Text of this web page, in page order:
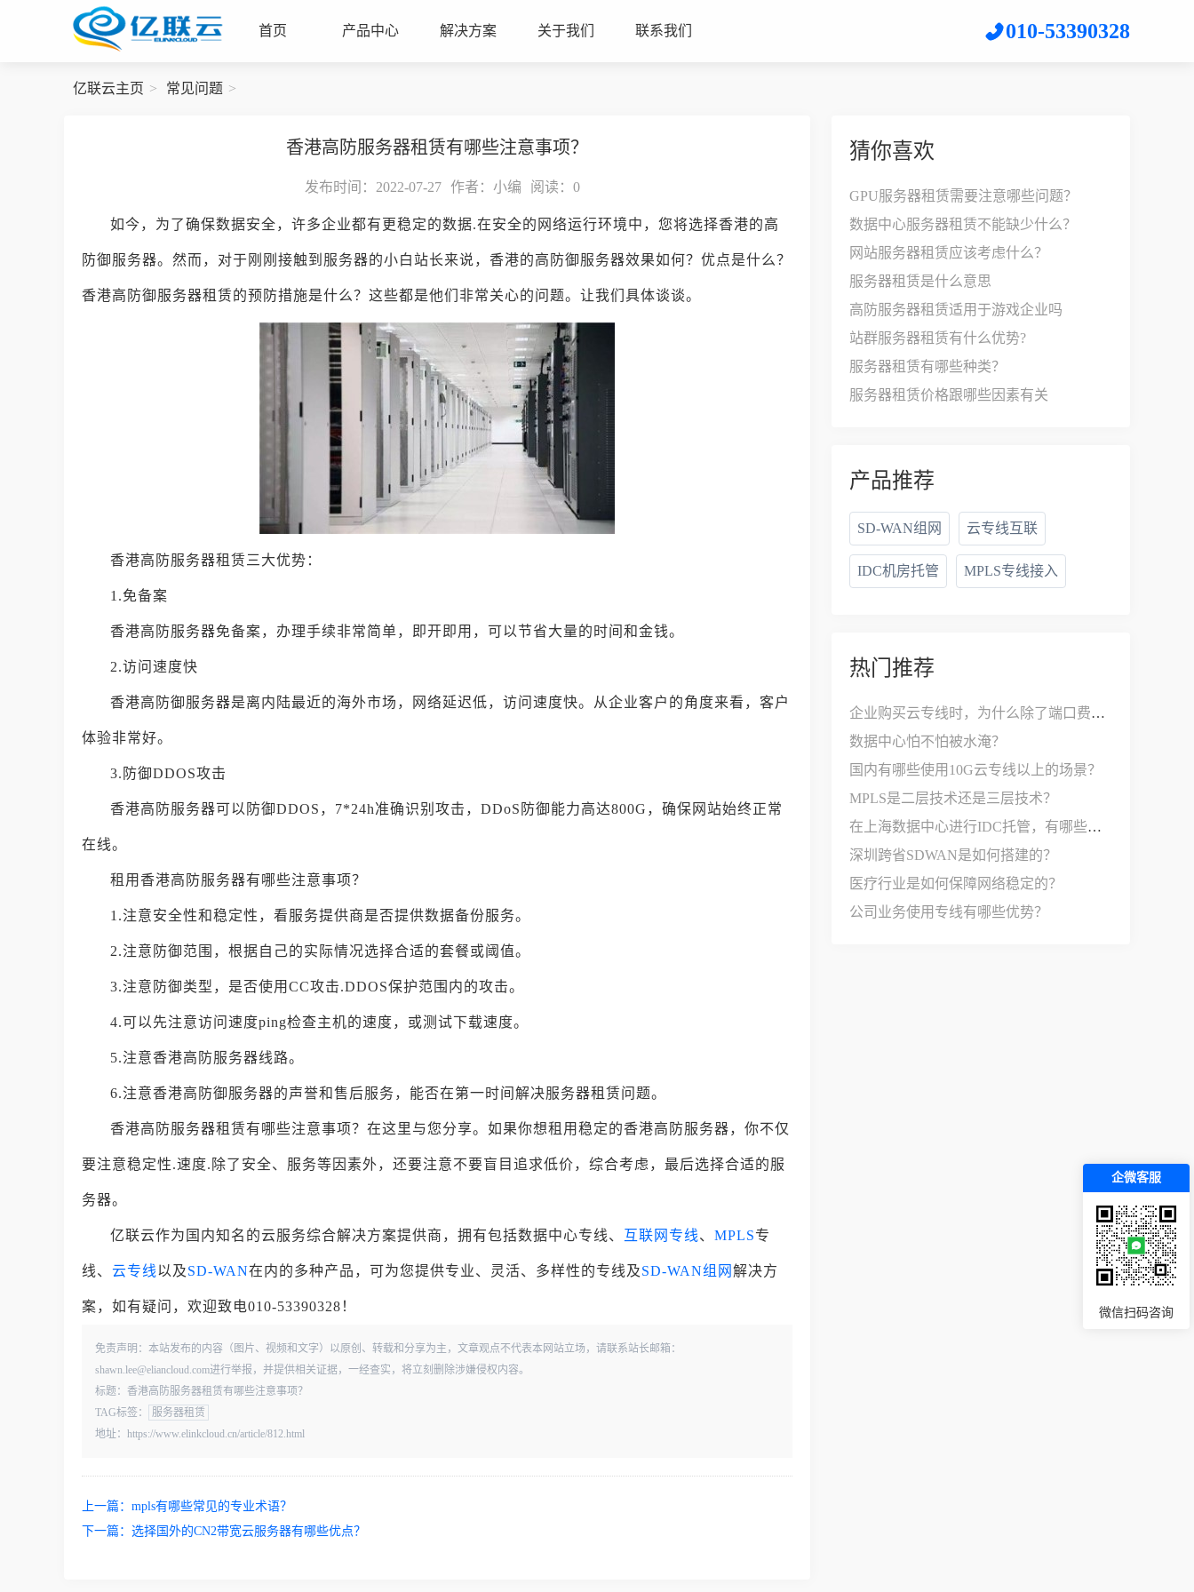
首页 产品中心 解决方案 关于我们 联系我们 010-53390328
亿联云主页 常见问题
香港高防服务器租赁有哪些注意事项？
发布时间：2022-07-27 作者：小编 阅读： 0
如今，为了确保数据安全，许多企业都有更稳定的数据.在安全的网络运行环境中，您将选择香港的高
防御服务器。然而，对于刚刚接触到服务器的小白站长来说，香港的高防御服务器效果如何？优点是什么？
香港高防御服务器租赁的预防措施是什么？这些都是他们非常关心的问题。让我们具体谈谈。
香港高防服务器租赁三大优势：
1.免备案
香港高防服务器免备案，办理手续非常简单，即开即用，可以节省大量的时间和金钱。
2.访问速度快
香港高防御服务器是离内陆最近的海外市场，网络延迟低，访问速度快。从企业客户的角度来看，客户
体验非常好。
3.防御DDOS攻击
香港高防服务器可以防御DDOS，7*24h准确识别攻击，DDoS防御能力高达800G，确保网站始终正常
在线。
租用香港高防服务器有哪些注意事项？
1.注意安全性和稳定性，看服务提供商是否提供数据备份服务。
2.注意防御范围，根据自己的实际情况选择合适的套餐或阈值。
3.注意防御类型，是否使用CC攻击.DDOS保护范围内的攻击。
4.可以先注意访问速度ping检查主机的速度，或测试下载速度。
5.注意香港高防服务器线路。
6.注意香港高防御服务器的声誉和售后服务，能否在第一时间解决服务器租赁问题。
香港高防服务器租赁有哪些注意事项？在这里与您分享。如果你想租用稳定的香港高防服务器，你不仅
要注意稳定性.速度.除了安全、服务等因素外，还要注意不要盲目追求低价，综合考虑，最后选择合适的服
务器。
亿联云作为国内知名的云服务综合解决方案提供商，拥有包括数据中心专线、 互联网专线、 MPLS专
线、 云专线以及SD-WAN在内的多种产品，可为您提供专业、灵活、多样性的专线及SD-WAN组网 解决方
案，如有疑问，欢迎致电010-53390328！
免责声明：本站发布的内容（图片、视频和文字）以原创、转载和分享为主，文章观点不代表本网站立场，请联系站长邮箱：
shawn.lee@eliancloud.com进行举报，并提供相关证据，一经查实，将立刻删除涉嫌侵权内容。
标题：香港高防服务器租赁有哪些注意事项？
TAG标签：
服务器租赁
地址：https://www.elinkcloud.cn/article/812.html
上一篇： mpls有哪些常见的专业术语？
下一篇： 选择国外的CN2带宽云服务器有哪些优点？
猜你喜欢
GPU服务器租赁需要注意哪些问题？
数据中心服务器租赁不能缺少什么？
网站服务器租赁应该考虑什么？
服务器租赁是什么意思
高防服务器租赁适用于游戏企业吗
站群服务器租赁有什么优势?
服务器租赁有哪些种类？
服务器租赁价格跟哪些因素有关
产品推荐
SD-WAN组网 云专线互联
IDC机房托管 MPLS专线接入
热门推荐
企业购买云专线时，为什么除了端口费，还要支付接入费？
数据中心怕不怕被水淹？
国内有哪些使用10G云专线以上的场景？
MPLS是二层技术还是三层技术？
在上海数据中心进行IDC托管，有哪些选择？
深圳跨省SDWAN是如何搭建的？
医疗行业是如何保障网络稳定的？
公司业务使用专线有哪些优势？
企微客服
微信扫码咨询